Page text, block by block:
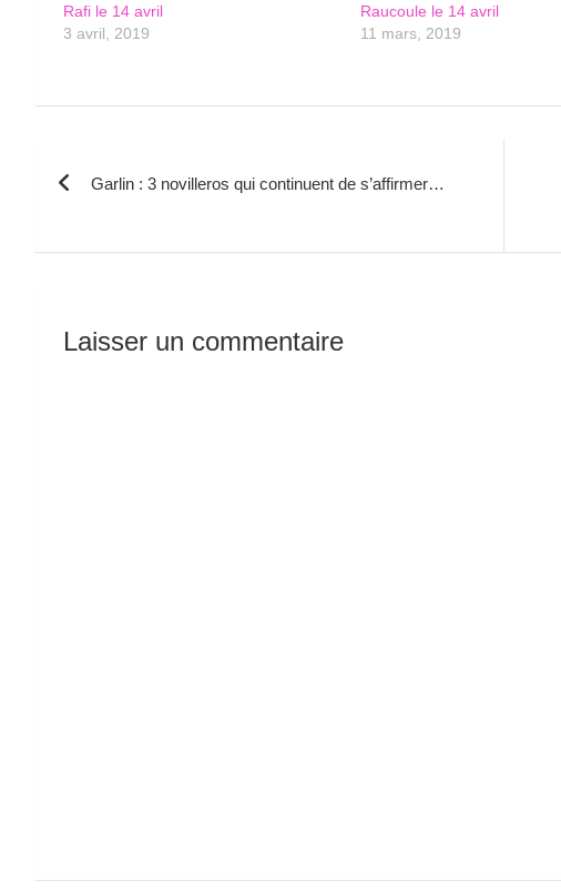
Rafi le 14 avril
3 avril, 2019
Raucoule le 14 avril
11 mars, 2019
l’article
Garlin : 3 novilleros qui continuent de s’affirmer…
Laisser un commentaire